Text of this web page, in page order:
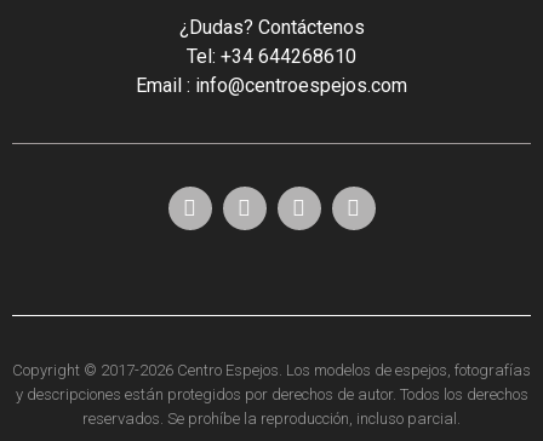
¿Dudas? Contáctenos
Tel: +34 644268610
Email : info@centroespejos.com
Copyright © 2017-2026 Centro Espejos. Los modelos de espejos, fotografías
y descripciones están protegidos por derechos de autor. Todos los derechos
reservados. Se prohíbe la reproducción, incluso parcial.